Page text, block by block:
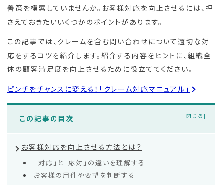
善策を模索していませんか。お客様対応を向上させるには、押
さえておきたいいくつかのポイントがあります。
この記事では、クレームを含む問い合わせについて適切な対
応をするコツを紹介します。紹介する内容をヒントに、組織全
体の顧客満足度を向上させるために役立ててください。
ピンチをチャンスに変える！「クレーム対応マニュアル」
この記事の目次
お客様対応を向上させる方法とは？
「対応」と「応対」の違いを理解する
お客様の用件や要望を判断する